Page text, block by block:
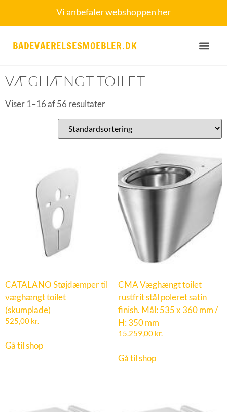
Vi anbefaler webshoppen her
BADEVAERELSESMOEBLER.DK
VÆGHÆNGT TOILET
Viser 1–16 af 56 resultater
CATALANO Støjdæmper til
væghængt toilet
(skumplade)
525,00 kr.
Gå til shop
CMA Væghængt toilet
rustfrit stål poleret satin
finish. Mål: 535 x 360 mm /
H: 350 mm
15.259,00 kr.
Gå til shop